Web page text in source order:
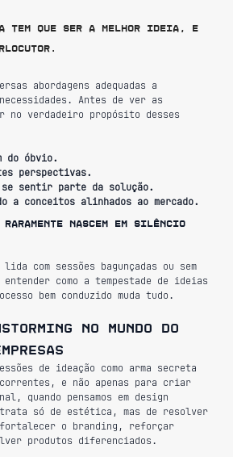
tem que ser a melhor ideia, e
abordagens adequadas a
Antes de ver as
no verdadeiro propósito desses
do óbvio.
perspectivas.
sentir parte da solução.
a conceitos alinhados ao mercado.
nascem em silêncio
com sessões bagunçadas ou sem
como a tempestade de ideias
bem conduzido muda tudo.
no mundo do
de ideação como arma secreta
e não apenas para criar
quando pensamos em design
só de estética, mas de resolver
o branding, reforçar
produtos diferenciados.